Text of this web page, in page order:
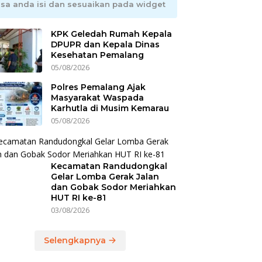
anda isi dan sesuaikan pada widget
KPK Geledah Rumah Kepala
DPUPR dan Kepala Dinas
Kesehatan Pemalang
05/08/2026
Polres Pemalang Ajak
Masyarakat Waspada
Karhutla di Musim Kemarau
05/08/2026
Kecamatan Randudongkal
Gelar Lomba Gerak Jalan
dan Gobak Sodor Meriahkan
HUT RI ke-81
03/08/2026
Selengkapnya